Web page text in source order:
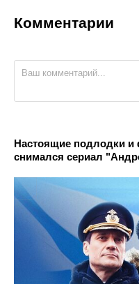
Комментарии
Настоящие подлодки
снимался сериал